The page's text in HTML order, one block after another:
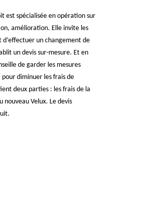
est spécialisée en opération sur
amélioration. Elle invite les
un changement de
un devis sur-mesure. Et en
de garder les mesures
diminuer les frais de
deux parties : les frais de la
nouveau Velux. Le devis